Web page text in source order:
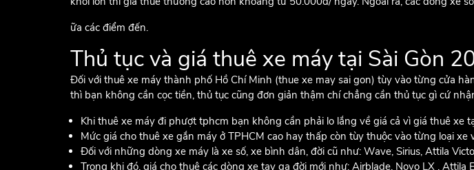
ữa các điểm đến.
Thủ tục và giá thuê xe máy tại Sài Gòn
Đối với thuê xe máy thành phố Hồ Chí Minh (thue xe may sai gon) tùy vào từng cửa
thì bạn không cần cọc tiền, thủ tục cũng đơn giản thậm chí chẳng cần thủ tục gì cứ
Khi thuê xe máy đi phượt tphcm bạn không cần phải lo lắng về giá cả vì giá thuê xe
Mức giá cho thuê xe gắn máy ở TPHCM cao hay thấp còn tùy thuộc vào từng loại xe
Đối với những dòng xe máy là xe số, xe bình dân, đời cũ như: Wave, Sirius, Attila
Trong khi đó, giá cho thuê các dòng xe tay ga đời mới như: Airblade, Novo LX ,